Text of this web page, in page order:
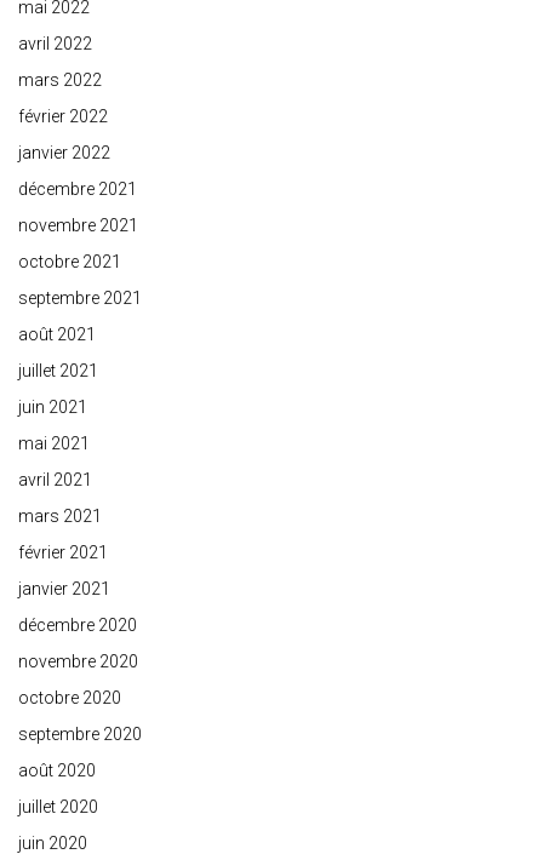
mai 2022
avril 2022
mars 2022
février 2022
janvier 2022
décembre 2021
novembre 2021
octobre 2021
septembre 2021
août 2021
juillet 2021
juin 2021
mai 2021
avril 2021
mars 2021
février 2021
janvier 2021
décembre 2020
novembre 2020
octobre 2020
septembre 2020
août 2020
juillet 2020
juin 2020